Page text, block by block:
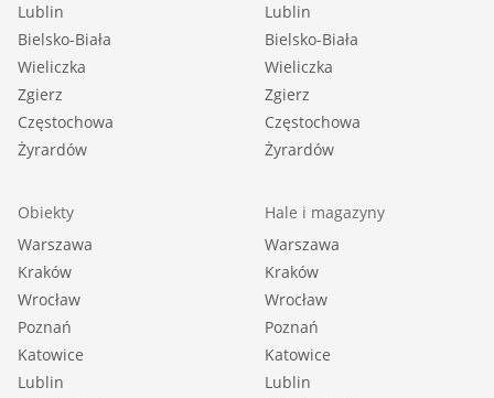
Lublin
Bielsko-Biała
Wieliczka
Zgierz
Częstochowa
Żyrardów
Lublin
Bielsko-Biała
Wieliczka
Zgierz
Częstochowa
Żyrardów
Obiekty
Warszawa
Kraków
Wrocław
Poznań
Katowice
Lublin
Hale i magazyny
Warszawa
Kraków
Wrocław
Poznań
Katowice
Lublin